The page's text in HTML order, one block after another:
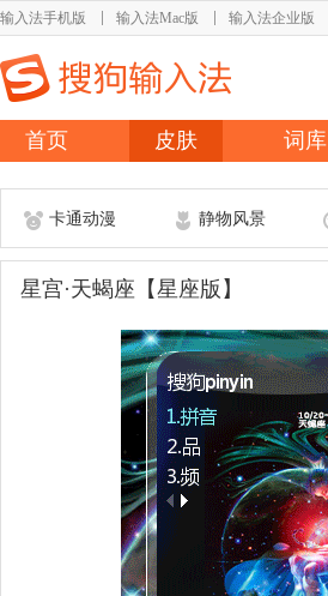
输入法手机版 输入法Mac版 输入法企业版
首页 皮肤 词库
卡通动漫 静物风景
星宫·天蝎座【星座版】